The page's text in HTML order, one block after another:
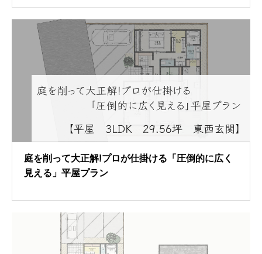
庭を削って大正解!プロが仕掛ける「圧倒的に広く
見える」平屋プラン